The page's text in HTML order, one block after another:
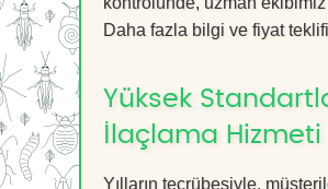
Daha fazla bilgi ve fiyat
Yüksek
İlaçlama Hizmeti
Yılların tecrübesiyle,